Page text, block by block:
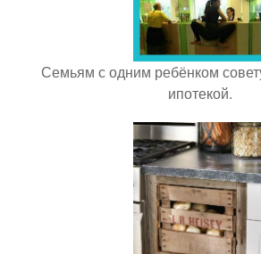
Семьям с одним ребёнком
ипотекой.